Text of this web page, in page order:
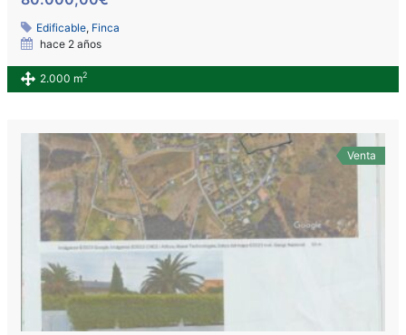
Edificable, Finca
hace 2 años
2.000 m2
Venta